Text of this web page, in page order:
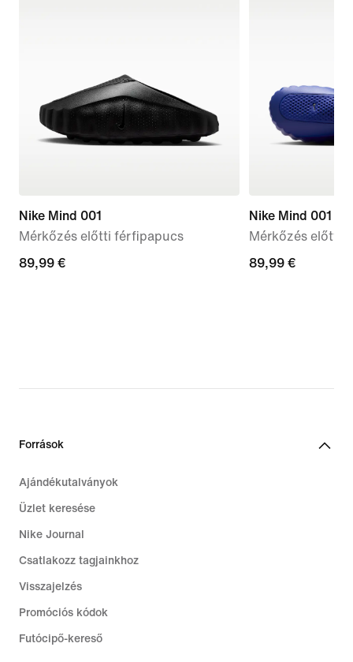
Nike Mind 001
Mérkőzés előtti férfipapucs
89,99
89,99 €
Nike Mind 001
Mérkőzés előtti
89,99
89,99 €
Források
Ajándékutalványok
Üzlet keresése
Nike Journal
Csatlakozz tagjainkhoz
Visszajelzés
Promóciós kódok
Futócipő-kereső